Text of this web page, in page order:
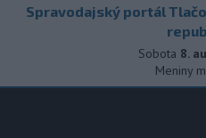
Spravodajský portál
Sobota 8.
Meniny